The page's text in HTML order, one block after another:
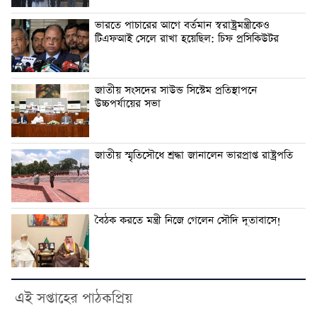
ভারতে পাচারের আগে বর্তমান স্বরাষ্ট্রমন্ত্রীকেও
টিএফআই সেলে রাখা হয়েছিল: চিফ প্রসিকিউটর
জাতীয় সংসদের সাউন্ড সিস্টেম প্রতিস্থাপনে
উচ্চপর্যায়ের সভা
জাতীয় স্মৃতিসৌধে শ্রদ্ধা জানালেন ভারপ্রাপ্ত রাষ্ট্রপতি
বৈঠক করতে মন্ত্রী নিজে গেলেন সৌদি দূতাবাসে!
এই সপ্তাহের পাঠকপ্রিয়